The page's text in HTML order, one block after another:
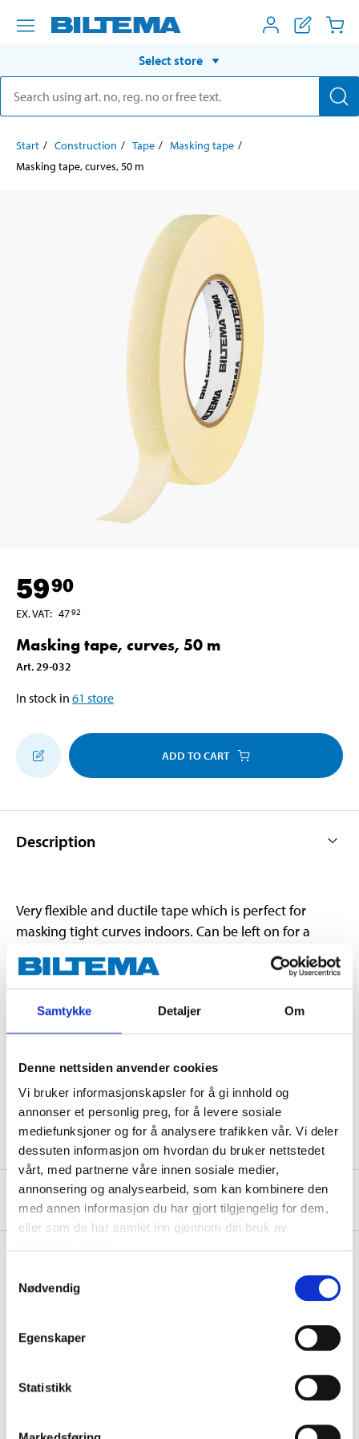
Samtykke Detaljer Om
Denne nettsiden anvender cookies
Vi bruker informasjonskapsler for å gi innhold og
annonser et personlig preg, for å levere sosiale
mediefunksjoner og for å analysere trafikken vår. Vi deler
dessuten informasjon om hvordan du bruker nettstedet
vårt, med partnerne våre innen sosiale medier,
annonsering og analysearbeid, som kan kombinere den
med annen informasjon du har gjort tilgjengelig for dem,
eller som de har samlet inn gjennom din bruk av
Nødvendig
Egenskaper
Statistikk
Select store
Start Construction Tape
Masking tape
Masking tape, curves, 50 m
5990
EX. VAT: 4792
Masking tape, curves, 50 m
Art. 29-032
In stock in 61 store
ADD TO CART
Description
Very flexible and ductile tape which is perfect for
masking tight curves indoors. Can be left on for a
short time during painting, but must be promptly
removed afterwards.
Technical specifications
Width
19 mm
About the manufacturer